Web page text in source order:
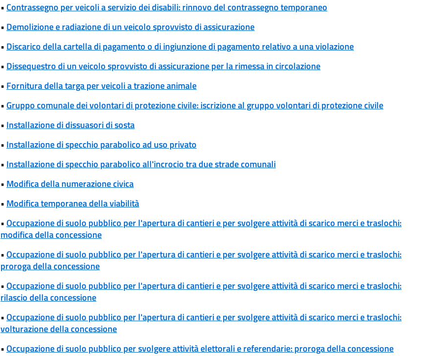
• Contrassegno per veicoli a servizio dei disabili: rinnovo del contrassegno temporaneo
• Demolizione e radiazione di un veicolo sprovvisto di assicurazione
• Discarico della cartella di pagamento o di ingiunzione di pagamento relativo a una violazione
• Dissequestro di un veicolo sprovvisto di assicurazione per la rimessa in circolazione
• Fornitura della targa per veicoli a trazione animale
• Gruppo comunale dei volontari di protezione civile: iscrizione al gruppo volontari di protezione civile
• Installazione di dissuasori di sosta
• Installazione di specchio parabolico ad uso privato
• Installazione di specchio parabolico all'incrocio tra due strade comunali
• Modifica della numerazione civica
• Modifica temporanea della viabilità
•Occupazione di suolo pubblico per l'apertura di cantieri e per svolgere attività di scarico merci e traslochi:
modifica della concessione
•Occupazione di suolo pubblico per l'apertura di cantieri e per svolgere attività di scarico merci e traslochi:
proroga della concessione
•Occupazione di suolo pubblico per l'apertura di cantieri e per svolgere attività di scarico merci e traslochi:
rilascio della concessione
•Occupazione di suolo pubblico per l'apertura di cantieri e per svolgere attività di scarico merci e traslochi:
volturazione della concessione
•Occupazione di suolo pubblico per svolgere attività elettorali e referendarie: proroga della concessione